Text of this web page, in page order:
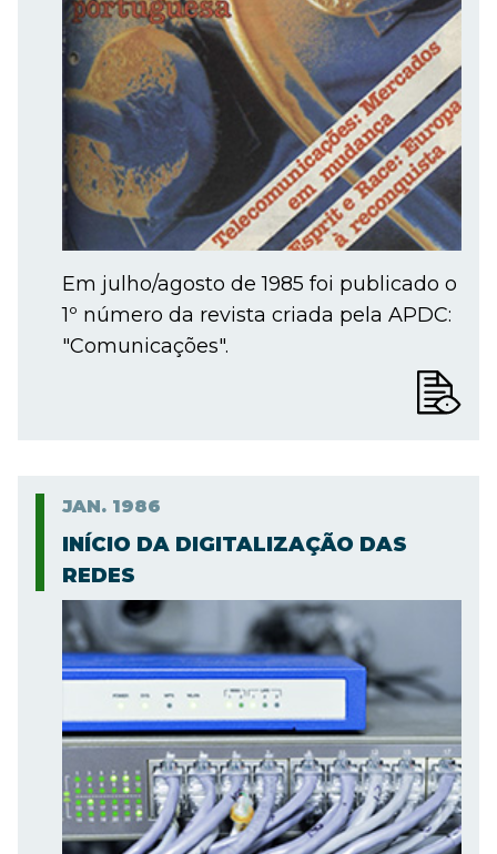
Em julho/agosto de 1985 foi publicado o
1º número da revista criada pela APDC:
"Comunicações".
JAN. 1986
INÍCIO DA DIGITALIZAÇÃO DAS
REDES